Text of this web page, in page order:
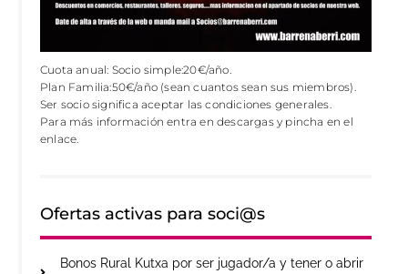
Cuota anual: Socio simple:20€/año.
Plan Familia:50€/año (sean cuantos sean sus miembros).
Ser socio significa aceptar las condiciones generales.
Para más información entra en descargas y pincha en el
enlace.
Ofertas activas para soci@s
Bonos Rural Kutxa por ser jugador/a y tener o abrir